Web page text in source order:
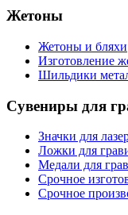
Жетоны
Жетоны и бляхи
Изготовление
Шильдики
Сувениры для
Значки для
Ложки для
Медали для
Срочное
Срочное